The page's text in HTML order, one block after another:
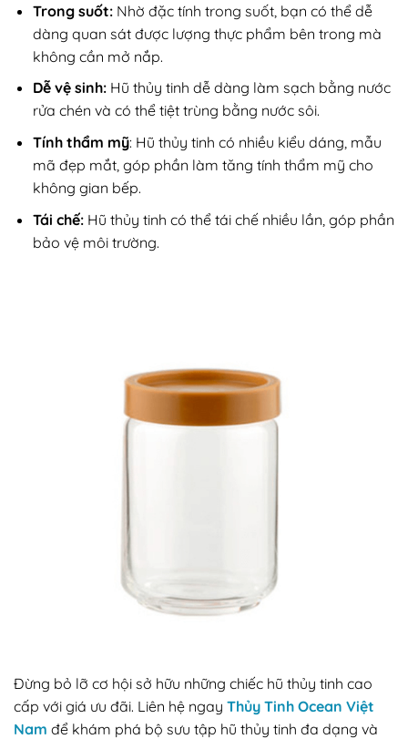
Trong suốt:Nhờ đặc tính trong suốt, bạn có thể dễ
dàng quan sát được lượng thực phẩm bên trong mà
không cần mở nắp.
Dễ vệ sinh:Hũ thủy tinh dễ dàng làm sạch bằng nước
rửa chén và có thể tiệt trùng bằng nước sôi.
Tính thẩm mỹ: Hũ thủy tinh có nhiều kiểu dáng, mẫu
mã đẹp mắt, góp phần làm tăng tính thẩm mỹ cho
không gian bếp.
Tái chế:Hũ thủy tinh có thể tái chế nhiều lần, góp phần
bảo vệ môi trường.
Đừng bỏ lỡ cơ hội sở hữu những chiếc hũ thủy tinh cao
cấp với giá ưu đãi. Liên hệ ngay Thủy Tinh Ocean Việt
Nam để khám phá bộ sưu tập hũ thủy tinh đa dạng và